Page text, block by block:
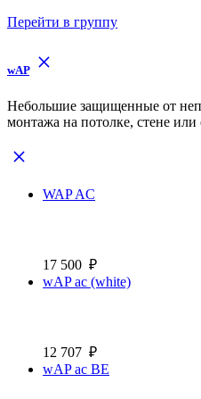
Перейти в группу
wAP
Небольшие защищенные от
монтажа на потолке, стене или
WAP AC
17 500 ₽
wAP ac (white)
12 707 ₽
wAP ac BE